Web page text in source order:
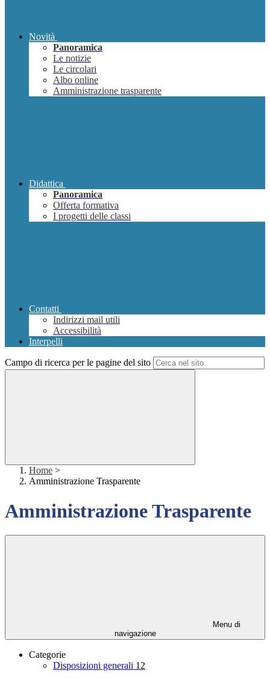
Novità
Panoramica
Le notizie
Le circolari
Albo online
Amministrazione trasparente
Didattica
Panoramica
Offerta formativa
I progetti delle classi
Contatti
Indirizzi mail utili
Accessibilità
Interpelli
Campo di ricerca per le pagine del sito
Home >
Amministrazione Trasparente
Amministrazione Trasparente
Menu di
navigazione
Categorie
Disposizioni generali 12